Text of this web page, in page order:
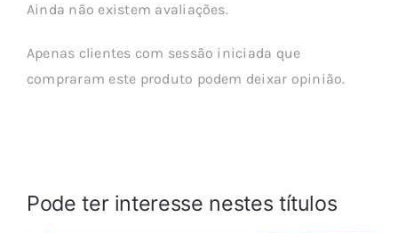
Ainda não existem avaliações.
Apenas clientes com sessão iniciada que
compraram este produto podem deixar opinião.
Pode ter interesse nestes títulos